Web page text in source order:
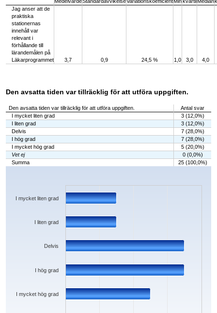
Jag anser att de
praktiska
stationernas
innehåll var
relevant i
förhållande till
lärandemålen på
Läkarprogrammet
3,7 0,9 24,5 % 1,0 3,0 4,0
Den avsatta tiden var tillräcklig för att utföra uppgiften.
Den avsatta tiden var tillräcklig för att utföra uppgiften.
Antal svar
I mycket liten grad
3 (12,0%)
I liten grad
3 (12,0%)
Delvis
7 (28,0%)
I hög grad
7 (28,0%)
I mycket hög grad
5 (20,0%)
Vet ej
0 (0,0%)
Summa
25 (100,0%)
Chart
The chart has 1 X axis displaying categories.
The chart has 1 Y axis displaying values. Data ranges from 0 to 7.
I mycket hög grad
I hög grad
Delvis
I liten grad
I mycket liten grad